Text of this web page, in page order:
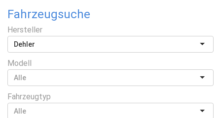
Fahrzeugsuche
Hersteller
Dehler
Modell
Fahrzeugtyp